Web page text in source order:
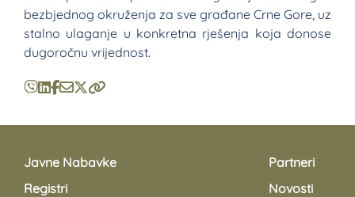
bezbjednog okruženja za sve građane Crne Gore, uz
stalno ulaganje u konkretna rješenja koja donose
dugoročnu vrijednost.
Javne Nabavke
Registri
Partneri
Novosti